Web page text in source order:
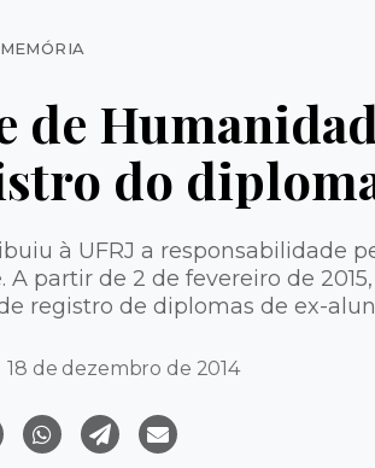
Categorias
MEMÓRIA
de
do
à UFRJ a responsabilidade
partir de 2 de fevereiro de
registro de diplomas de ex-
18 de dezembro de 2014